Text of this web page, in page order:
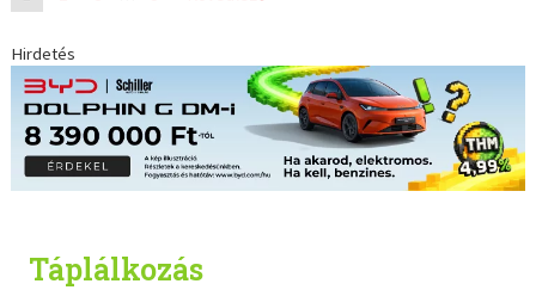
Hirdetés
Táplálkozás